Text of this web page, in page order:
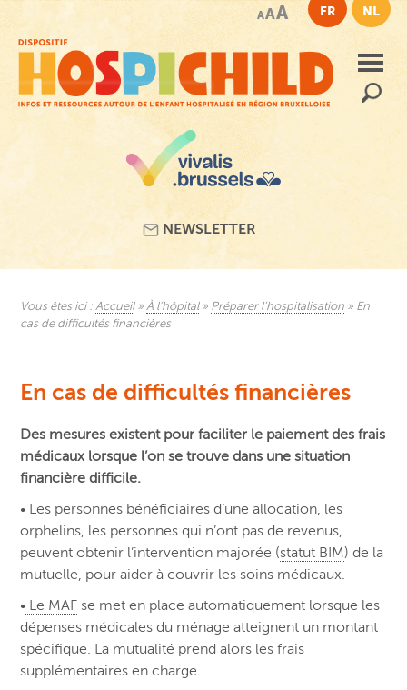
contenu
principal
AAA FR NL
NEWSLETTER
Vous êtes ici :Accueil»À l’hôpital» Préparer l’hospitalisation » En
cas de difficultés financières
En cas de difficultés financières
Des mesures existent pour faciliter le paiement des frais
médicaux lorsque l’on se trouve dans une situation
financière difficile.
• Les personnes bénéficiaires d’une allocation, les
orphelins, les personnes qui n’ont pas de revenus,
peuvent obtenir l’intervention majorée (statut BIM) de la
mutuelle, pour aider à couvrir les soins médicaux.
• Le MAF se met en place automatiquement lorsque les
dépenses médicales du ménage atteignent un montant
spécifique. La mutualité prend alors les frais
supplémentaires en charge.